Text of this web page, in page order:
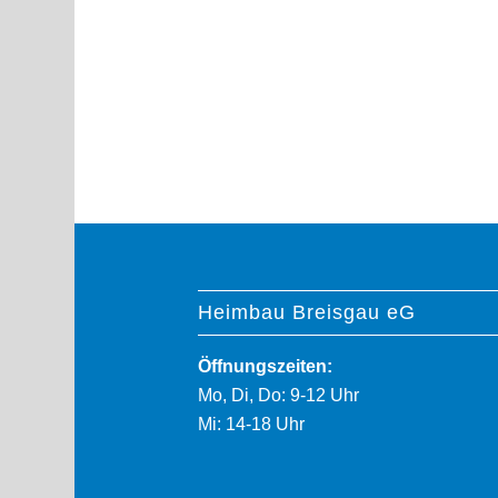
Heimbau Breisgau eG
Öffnungszeiten:
Mo, Di, Do: 9-12 Uhr
Mi: 14-18 Uhr